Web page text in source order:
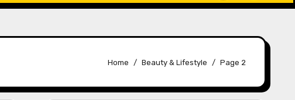
Home Beauty & Lifestyle Page 2